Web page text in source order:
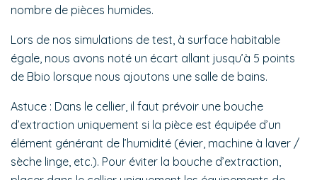
nombre de pièces humides.
Lors de nos simulations de test, à surface habitable
égale, nous avons noté un écart allant jusqu’à 5 points
de Bbio lorsque nous ajoutons une salle de bains.
Astuce : Dans le cellier, il faut prévoir une bouche
d’extraction uniquement si la pièce est équipée d’un
élément générant de l’humidité (évier, machine à laver /
sèche linge, etc.). Pour éviter la bouche d’extraction,